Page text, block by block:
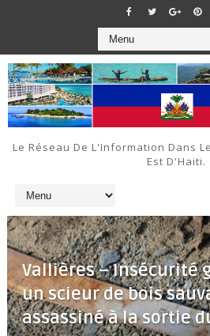
Le Réseau De L'Information Dans
Est D'Haiti.
Vallières – Insécurité
un scieur de bois
assassiné à la sortie